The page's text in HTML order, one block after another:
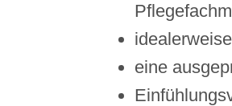
eine